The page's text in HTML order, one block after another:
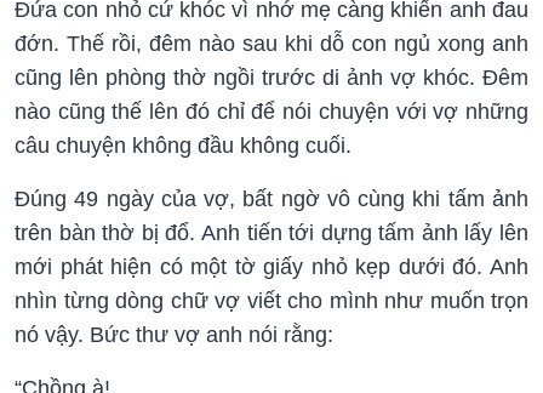
Đứa con nhỏ cứ khóc vì nhớ mẹ càng khiến anh đau
đớn. Thế rồi, đêm nào sau khi dỗ con ngủ xong anh
cũng lên phòng thờ ngồi trước di ảnh vợ khóc. Đêm
nào cũng thế lên đó chỉ để nói chuyện với vợ những
câu chuyện không đầu không cuối.
Đúng 49 ngày của vợ, bất ngờ vô cùng khi tấm ảnh
trên bàn thờ bị đổ. Anh tiến tới dựng tấm ảnh lấy lên
mới phát hiện có một tờ giấy nhỏ kẹp dưới đó. Anh
nhìn từng dòng chữ vợ viết cho mình như muốn trọn
nó vậy. Bức thư vợ anh nói rằng:
“Chồng à!